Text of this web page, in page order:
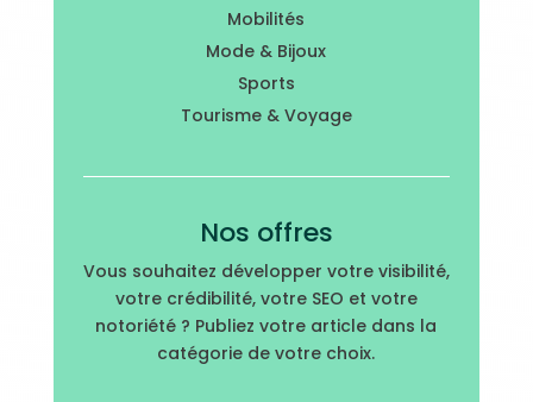
Mobilités
Mode & Bijoux
Sports
Tourisme & Voyage
Nos offres
Vous souhaitez développer votre visibilité,
votre crédibilité, votre SEO et votre
notoriété ? Publiez votre article dans la
catégorie de votre choix.